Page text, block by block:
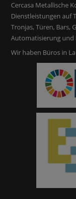
Cercasa Metallische
Dienstleistungen auf
Tronjas, Türen, Bars,
Automatisierung
Wir haben Büros in